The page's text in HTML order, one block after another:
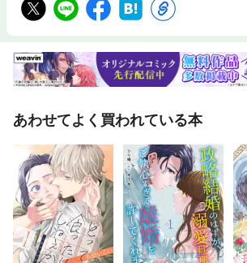
あわせてよく買われている本